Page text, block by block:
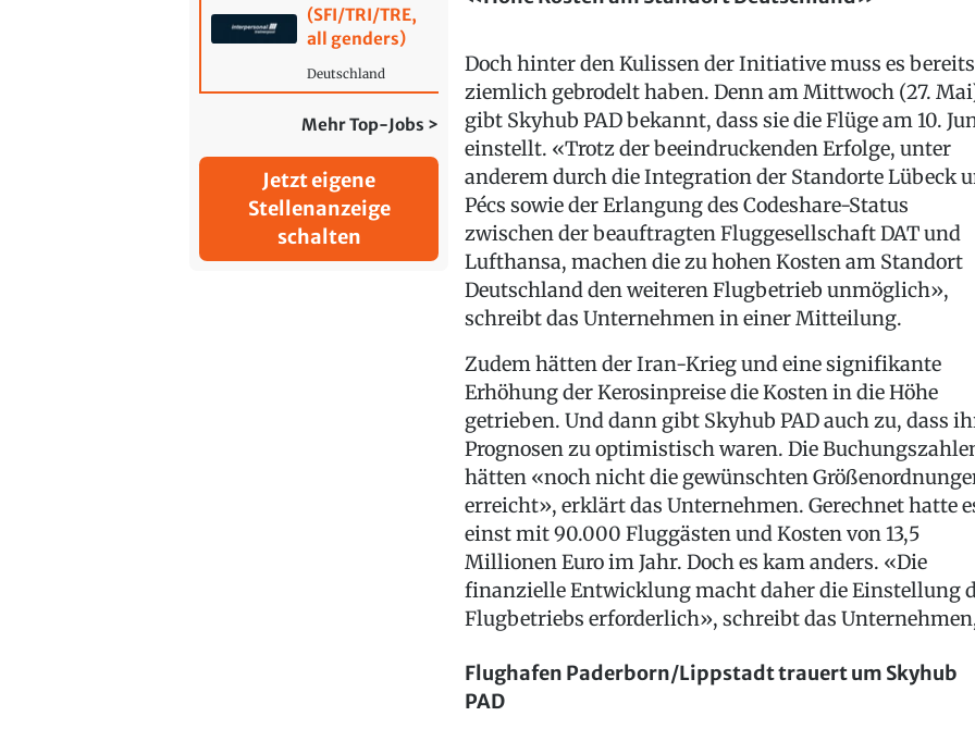
(SFI/TRI/TRE,
all genders)
Deutschland
Mehr Top-Jobs >
Jetzt eigene
Stellenanzeige
schalten
Doch hinter den Kulissen der Initiative muss es bereits
ziemlich gebrodelt haben. Denn am Mittwoch (27.
gibt Skyhub PAD bekannt, dass sie die Flüge am 10.
einstellt. «Trotz der beeindruckenden Erfolge, unter
anderem durch die Integration der Standorte Lübeck
Pécs sowie der Erlangung des Codeshare-Status
zwischen der beauftragten Fluggesellschaft DAT und
Lufthansa, machen die zu hohen Kosten am Standort
Deutschland den weiteren Flugbetrieb unmöglich»,
schreibt das Unternehmen in einer Mitteilung.
Zudem hätten der Iran-Krieg und eine signifikante
Erhöhung der Kerosinpreise die Kosten in die Höhe
getrieben. Und dann gibt Skyhub PAD auch zu, dass
Prognosen zu optimistisch waren. Die
hätten «noch nicht die gewünschten
erreicht», erklärt das Unternehmen. Gerechnet hatte
einst mit 90.000 Fluggästen und Kosten von 13,5
Millionen Euro im Jahr. Doch es kam anders. «Die
finanzielle Entwicklung macht daher die Einstellung
Flugbetriebs erforderlich», schreibt das
Flughafen Paderborn/Lippstadt trauert um Skyhub
PAD